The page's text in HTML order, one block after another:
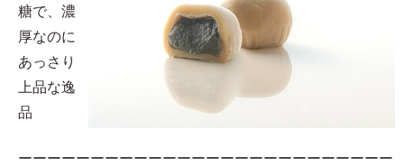
糖で、濃
厚なのに
あっさり
上品な逸
品
ーーーーーーーーーーーーーーーーーーーーーーーーーー